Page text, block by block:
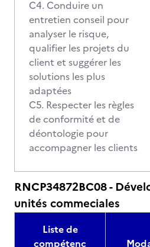
C4. Conduire un
entretien conseil pour
analyser le risque,
qualifier les projets du
client et suggérer les
solutions les plus
adaptées
C5. Respecter les règles
de conformité et de
déontologie pour
accompagner les clients
RNCP34872BC08 -
unités commeciales
Liste de
compétenc